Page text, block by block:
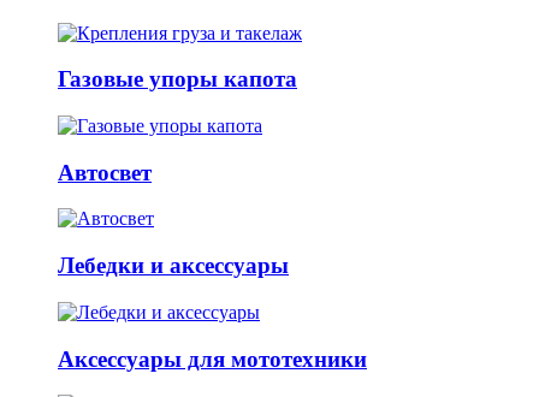
Газовые упоры капота
Автосвет
Лебедки и аксессуары
Аксессуары для мототехники